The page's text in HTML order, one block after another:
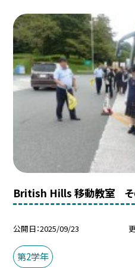
British Hills 移動教室 そ
公開日 2025/09/23
第2学年